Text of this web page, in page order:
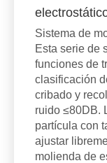
Sistema de
Esta serie de
funciones de
clasificación
cribado y
ruido ≤80DB.
partícula con
ajustar
molienda de